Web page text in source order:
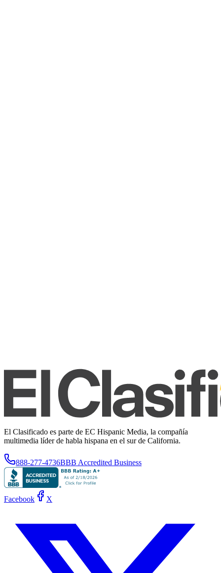
El Clasificado es parte de EC Hispanic Media, la compañía
multimedia líder de habla hispana en el sur de California.
888-277-4736BBB Accredited Business
Facebook X